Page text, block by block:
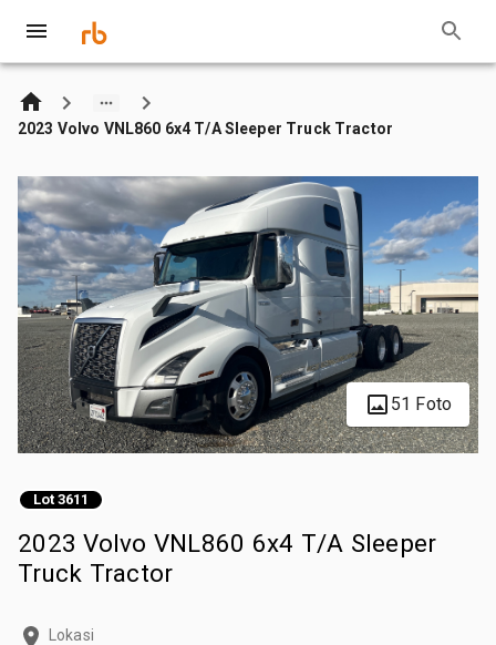
2023 Volvo VNL860 6x4 T/A Sleeper Truck Tractor
51 Foto
Lot 3611
2023 Volvo VNL860 6x4 T/A Sleeper
Truck Tractor
Lokasi